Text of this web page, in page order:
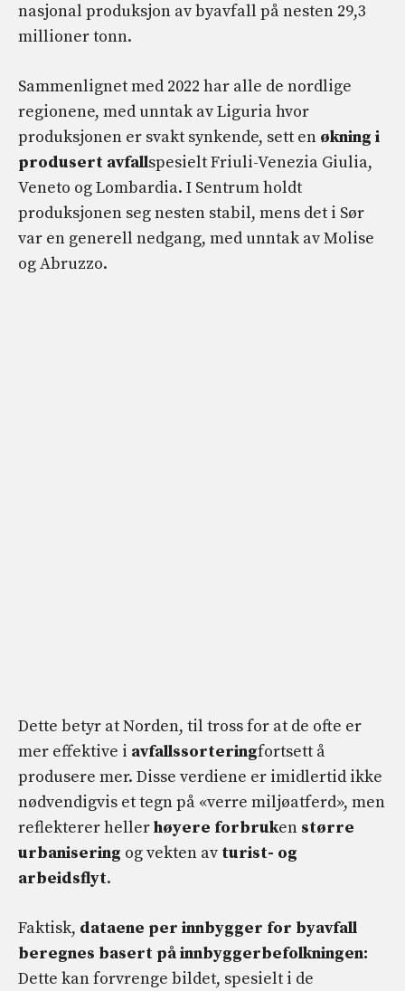
nasjonal produksjon av byavfall på nesten 29,3
millioner tonn.
Sammenlignet med 2022 har alle de nordlige
regionene, med unntak av Liguria hvor
produksjonen er svakt synkende, sett en økning i
produsert avfallspesielt Friuli-Venezia Giulia,
Veneto og Lombardia. I Sentrum holdt
produksjonen seg nesten stabil, mens det i Sør
var en generell nedgang, med unntak av Molise
og Abruzzo.
Dette betyr at Norden, til tross for at de ofte er
mer effektive i avfallssorteringfortsett å
produsere mer. Disse verdiene er imidlertid ikke
nødvendigvis et tegn på «verre miljøatferd», men
reflekterer hellerhøyere forbruken større
urbanisering og vekten av turist- og
arbeidsflyt.
Faktisk, dataene per innbygger for byavfall
beregnes basert på innbyggerbefolkningen:
Dette kan forvrenge bildet, spesielt i de